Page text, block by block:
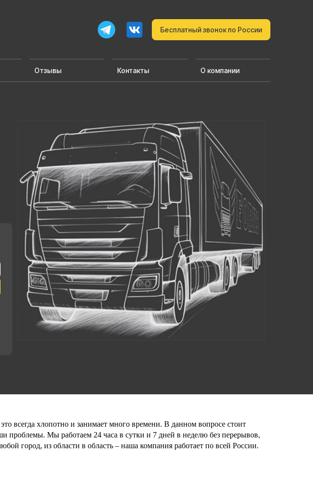
Бесплатный звонок по России
Отзывы Контакты О компании
всегда хлопотно и занимает много времени. В данном вопросе стоит
проблемы. Мы работаем 24 часа в сутки и 7 дней в неделю без перерывов,
город, из области в область – наша компания работает по всей России.